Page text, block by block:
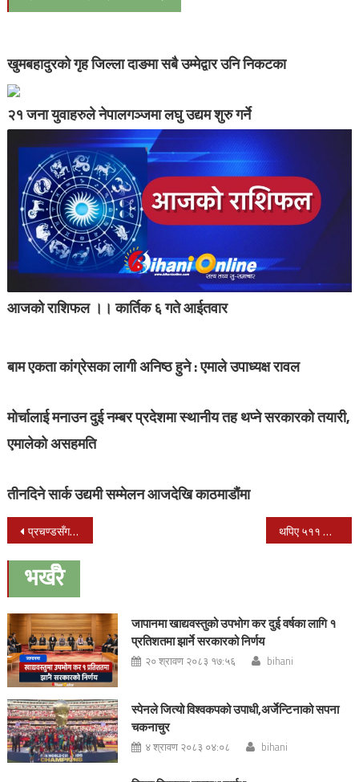
खुमबहादुरको गृह जिल्ला दाङमा सबै उम्मेद्वार उनि निकटका
२१ जना युवाहरुले नेपालगञ्जमा लघु उद्यम शुरु गर्ने
आजको राशिफल ।। कार्तिक ६ गते आईतवार
बाम एकता कांग्रेसका लागी अनिष्ठ हुने : एमाले उपाध्यक्ष रावल
मोर्चालाई मनाउन दुई नम्बर प्रदेशमा स्थानीय तह थप्ने सरकारको तयारी,
एमालेको असहमति
तीनदिने सार्क उद्यमी सम्मेलन आजदेखि काठमाडौंमा
Post
navigation
प्रचण्डसँग सम्झौता गर्दा गर्दा हैरान भए : प्रधानमन्त्री ओली थपिए ५११ जना संक्रमित, ६०० संक्रमणमुक्त, ७ जनाको मृत्यु
भर्खरै
जापानमा खाद्यवस्तुको उपभोग कर दुई वर्षका लागि १
प्रतिशतमा झार्ने सरकारको निर्णय
२० श्रावण २०८३ १७:५६ bihani
स्पेनले जित्यो विश्वकपको उपाधी,अर्जेन्टिनाको सपना
चकनाचुर
४ श्रावण २०८३ ०४:०८ bihani